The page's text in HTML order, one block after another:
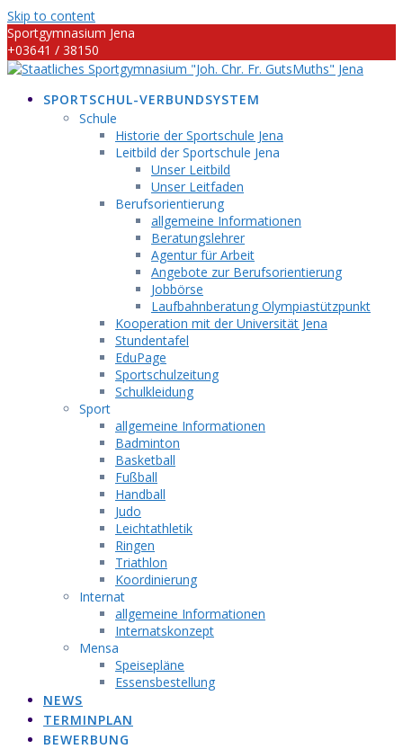
Skip to content
Sportgymnasium Jena
+03641 / 38150
info@sportgymnasium-jena.info
SPORTSCHUL-VERBUNDSYSTEM
Schule
Historie der Sportschule Jena
Leitbild der Sportschule Jena
Unser Leitbild
Unser Leitfaden
Berufsorientierung
allgemeine Informationen
Beratungslehrer
Agentur für Arbeit
Angebote zur Berufsorientierung
Jobbörse
Laufbahnberatung Olympiastützpunkt
Kooperation mit der Universität Jena
Stundentafel
EduPage
Sportschulzeitung
Schulkleidung
Sport
allgemeine Informationen
Badminton
Basketball
Fußball
Handball
Judo
Leichtathletik
Ringen
Triathlon
Koordinierung
Internat
allgemeine Informationen
Internatskonzept
Mensa
Speisepläne
Essensbestellung
NEWS
TERMINPLAN
BEWERBUNG